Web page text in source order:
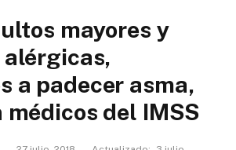
mayores y
a padecer asma,
del IMSS